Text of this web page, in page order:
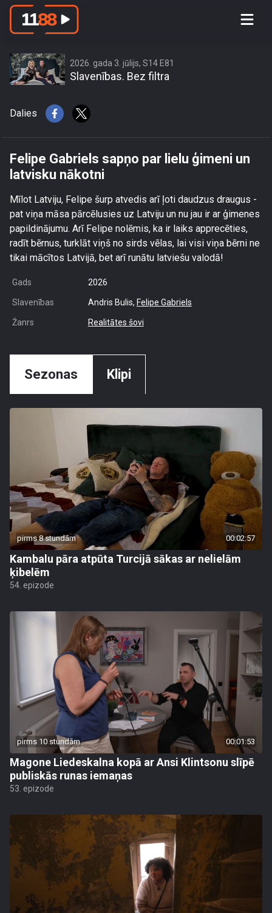
Felipe Gabriels sapņo par lielu ģimeni
2026. gada 3. jūlijs, S14 E81
Slavenības. Bez filtra
Dalies
Felipe Gabriels sapņo par lielu ģimeni un
latvisku nākotni
Mīlot Latviju, Felipe šurp atvedis arī ļoti daudzus draugus -
pat viņa māsa pārcēlusies uz Latviju un nu jau ir ar ģimenes
papildinājumu. Arī Felipe nolēmis, ka ir laiks apprecēties,
radīt bērnus, turklāt viņš no sirds vēlas, lai visi viņa bērni ne
tikai mācītos Latvijā, bet arī runātu latviešu valodā!
Gads 2026
Slavenības Andris Bulis, Felipe Gabriels
Žanrs Realitātes šovi
Sezonas Klipi
pirms 8 stundām 00:02:57
Kambalu pāra atpūta Turcijā sākas ar nelielām
ķibelēm
54. epizode
pirms 10 stundām 00:01:53
Magone Liedeskalna kopā ar Ansi Klintsonu slīpē
publiskās runas iemaņas
53. epizode